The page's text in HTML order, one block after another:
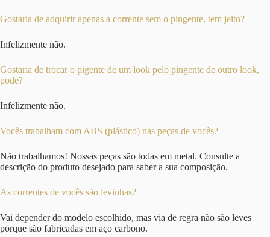
Gostaria de adquirir apenas a corrente sem o pingente, tem jeito?
Infelizmente não.
Gostaria de trocar o pigente de um look pelo pingente de outro look,
pode?
Infelizmente não.
Vocês trabalham com ABS (plástico) nas peças de vocês?
Não trabalhamos! Nossas peças são todas em metal. Consulte a
descrição do produto desejado para saber a sua composição.
As correntes de vocês são levinhas?
Vai depender do modelo escolhido, mas via de regra não são leves
porque são fabricadas em aço carbono.